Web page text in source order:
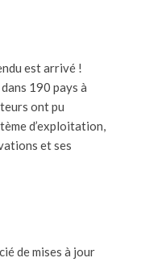
est arrivé !
190 pays à
ont pu
d’exploitation,
et ses
de mises à jour